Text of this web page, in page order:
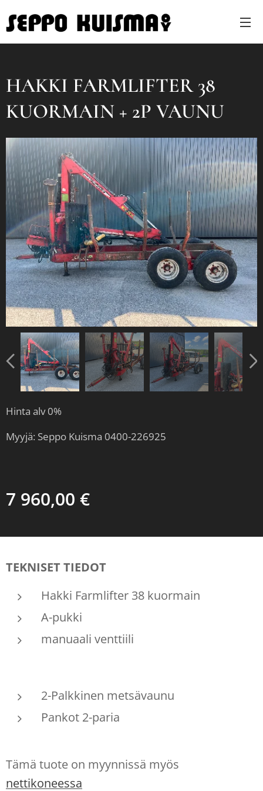
HAKKI FARMLIFTER 38
KUORMAIN + 2P VAUNU
Hinta alv 0%
Myyjä: Seppo Kuisma 0400-226925
7 960,00 €
TEKNISET TIEDOT
Hakki Farmlifter 38 kuormain
A-pukki
manuaali venttiili
2-Palkkinen metsävaunu
Pankot 2-paria
Tämä tuote on myynnissä myös
nettikoneessa